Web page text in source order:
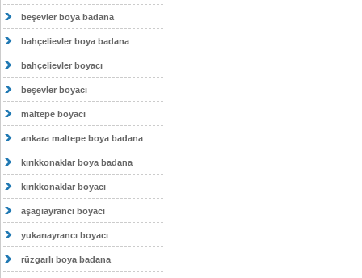
beşevler boya badana
bahçelievler boya badana
bahçelievler boyacı
beşevler boyacı
maltepe boyacı
ankara maltepe boya badana
kırıkkonaklar boya badana
kırıkkonaklar boyacı
aşagıayrancı boyacı
yukarıayrancı boyacı
rüzgarlı boya badana